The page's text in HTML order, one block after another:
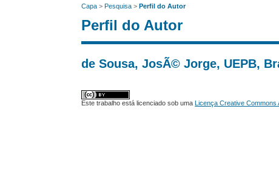
Capa >Pesquisa >Perfil do Autor
Perfil do Autor
de Sousa, JosÃ© Jorge, UEPB,
Este trabalho está licenciado sob uma Licença Creative Commons